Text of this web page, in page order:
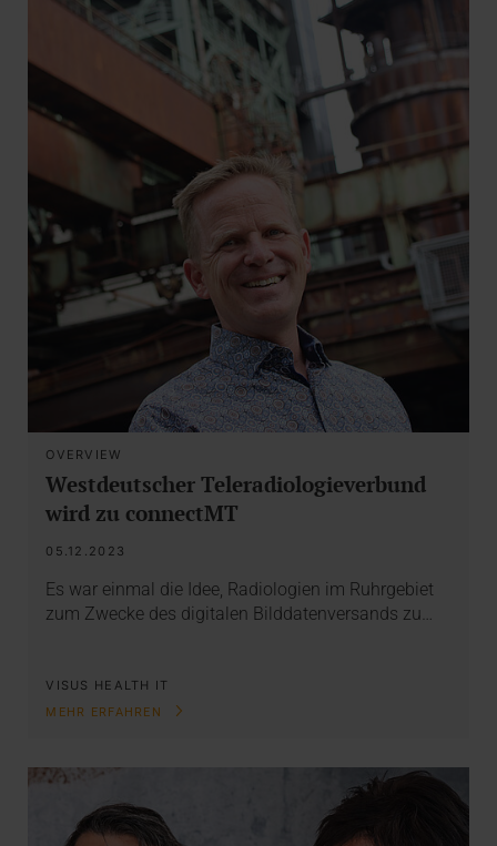
OVERVIEW
Westdeutscher Teleradiologieverbund
wird zu connectMT
05.12.2023
Es war einmal die Idee, Radiologien im Ruhrgebiet
zum Zwecke des digitalen Bilddatenversands zu…
VISUS HEALTH IT
MEHR ERFAHREN